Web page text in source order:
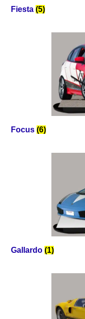
Fiesta (5)
Focus (6)
Gallardo (1)